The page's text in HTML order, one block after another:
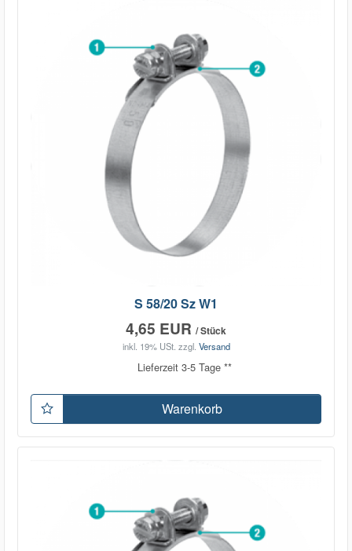
S 58/20 Sz W1
4,65 EUR / Stück
inkl. 19% USt. zzgl. Versand
Lieferzeit 3-5 Tage **
Warenkorb